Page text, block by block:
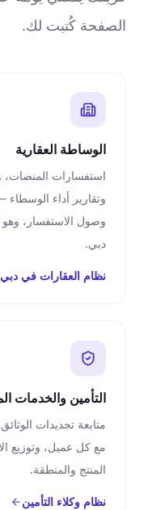
الصفحة كُتبت لك.
الوساطة العقارية
استفسارات المنصات،
وتقارير أداء
وصول الاستفسار،
دبي.
نظام العقارات في دبي
التأمين والخدمات
متابعة تجديدات
مع كل عميل، وتوزيع
المنتج والمنطقة.
نظام وكلاء التأمين